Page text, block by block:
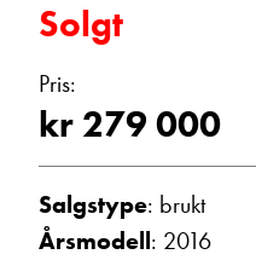
Solgt
Pris:
kr 279 000
Salgstype: brukt
Årsmodell: 2016